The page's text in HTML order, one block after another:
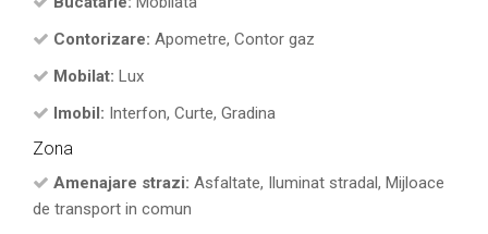
Contorizare: Apometre, Contor gaz
Mobilat: Lux
Imobil: Interfon, Curte, Gradina
Zona
Amenajare strazi: Asfaltate, Iluminat stradal, Mijloace
de transport in comun